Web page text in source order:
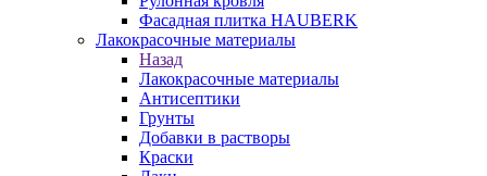
Фасадная плитка HAUBERK
Лакокрасочные материалы
Назад
Лакокрасочные материалы
Антисептики
Грунты
Добавки в растворы
Краски